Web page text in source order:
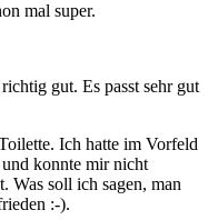
mal super.
gut. Es passt sehr gut
Ich hatte im Vorfeld
konnte mir nicht
Was soll ich sagen, man
:-).